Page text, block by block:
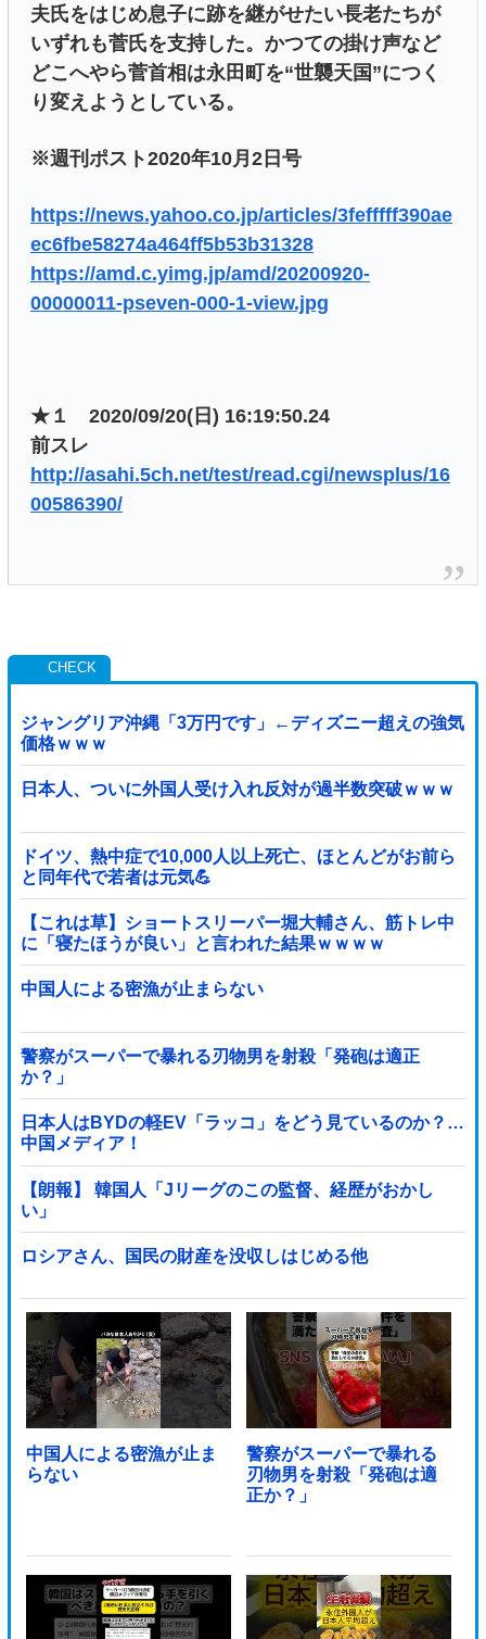
夫氏をはじめ息子に跡を継がせたい長老たちが
いずれも菅氏を支持した。かつての掛け声など
どこへやら菅首相は永田町を“世襲天国”につく
り変えようとしている。
※週刊ポスト2020年10月2日号
https://news.yahoo.co.jp/articles/3fefffff390ae
ec6fbe58274a464ff5b53b31328
https://amd.c.yimg.jp/amd/20200920-
00000011-pseven-000-1-view.jpg
★１ 2020/09/20(日) 16:19:50.24
前スレ
http://asahi.5ch.net/test/read.cgi/newsplus/16
00586390/
ジャングリア沖縄「3万円です」←ディズニー超えの強気
価格ｗｗｗ
日本人、ついに外国人受け入れ反対が過半数突破ｗｗｗ
ドイツ、熱中症で10,000人以上死亡、ほとんどがお前ら
と同年代で若者は元気💪
【これは草】ショートスリーパー堀大輔さん、筋トレ中
に「寝たほうが良い」と言われた結果ｗｗｗｗ
中国人による密漁が止まらない
警察がスーパーで暴れる刃物男を射殺「発砲は適正
か？」
日本人はBYDの軽EV「ラッコ」をどう見ているのか？…
中国メディア！
【朗報】 韓国人「Jリーグのこの監督、経歴がおかし
い」
ロシアさん、国民の財産を没収しはじめる他
中国人による密漁が止ま
らない
警察がスーパーで暴れる
刃物男を射殺「発砲は適
正か？」